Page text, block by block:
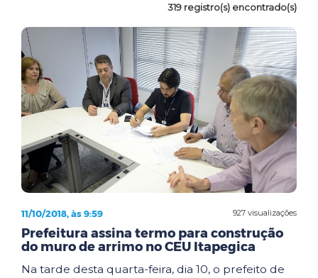
319 registro(s) encontrado(s)
927 visualizações
11/10/2018, às 9:59
Prefeitura assina termo para construção
do muro de arrimo no CEU Itapegica
Na tarde desta quarta-feira, dia 10, o prefeito de